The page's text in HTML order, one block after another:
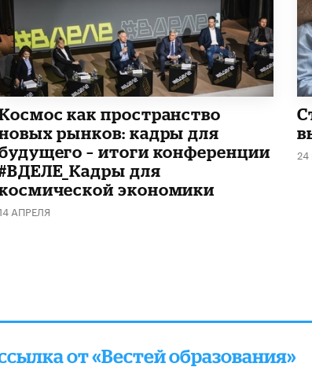
как пространство
рынков: кадры для
– итоги конференции
для
экономики
АПРЕЛЯ
от «Вестей образования»